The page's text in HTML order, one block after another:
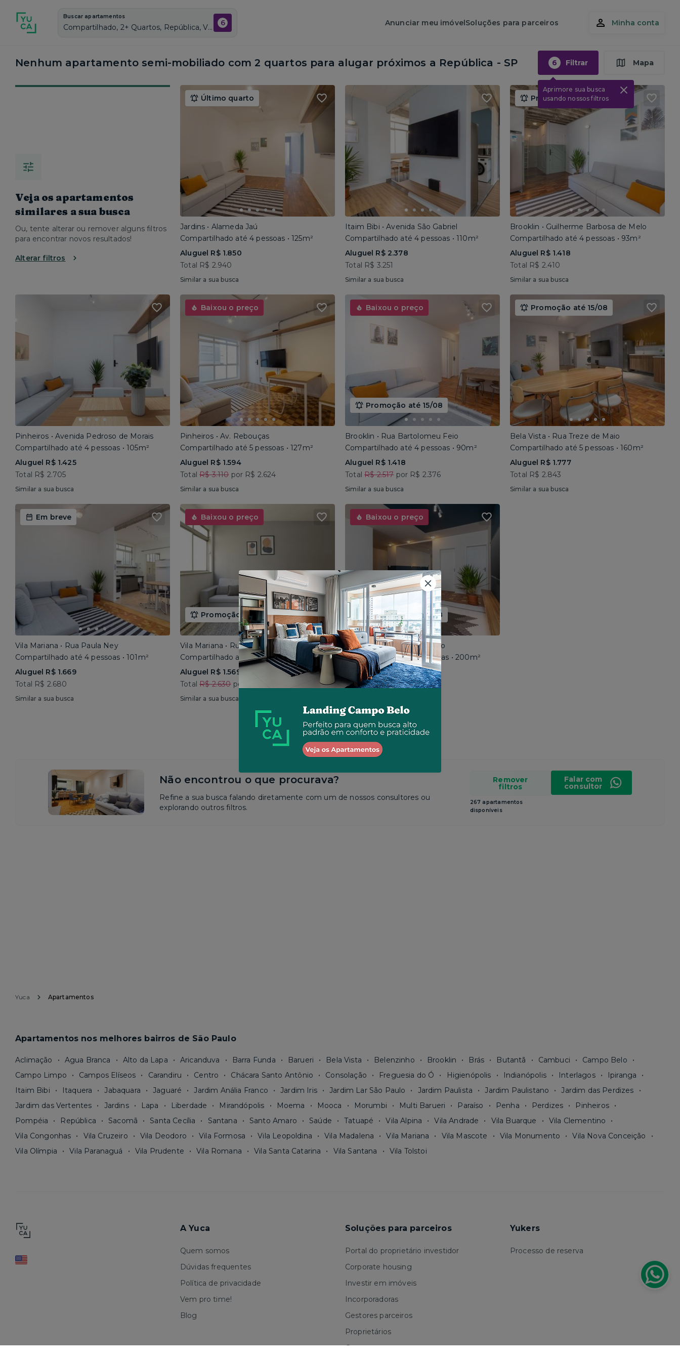
Buscar apartamentos
Compartilhado, 2+ Quartos, República, Vagas de garagem: Sim, Semi mobiliado, Piscina 6 Anunciar meu imóvelSoluções para parceiros Minha conta
Nenhum apartamento semi-mobiliado com 2 quartos para alugar próximos a República - SP 6 Filtrar
Aprimore sua busca
usando nossos filtros
Mapa
Veja os apartamentos
similares a sua busca
Ou, tente alterar ou remover alguns filtros
para encontrar novos resultados!
Alterar filtros
Último quarto
Jardins • Alameda Jaú
Compartilhado até 4 pessoas • 125m²
Aluguel R$ 1.850
Total R$ 2.940
Similar a sua busca
Itaim Bibi • Avenida São Gabriel
Compartilhado até 4 pessoas • 110m²
Aluguel R$ 2.378
Total R$ 3.251
Similar a sua busca
Promoção até 15/08
Brooklin • Guilherme Barbosa de Melo
Compartilhado até 4 pessoas • 93m²
Aluguel R$ 1.418
Total R$ 2.410
Similar a sua busca
Pinheiros • Avenida Pedroso de Morais
Compartilhado até 4 pessoas • 105m²
Aluguel R$ 1.425
Total R$ 2.705
Similar a sua busca
Baixou o preço
Pinheiros • Av. Rebouças
Compartilhado até 5 pessoas • 127m²
Aluguel R$ 1.594
TotalR$ 3.110por R$ 2.624
Similar a sua busca
Baixou o preço
Promoção até 15/08
Brooklin • Rua Bartolomeu Feio
Compartilhado até 4 pessoas • 90m²
Aluguel R$ 1.418
TotalR$ 2.517por R$ 2.376
Similar a sua busca
Promoção até 15/08
Bela Vista • Rua Treze de Maio
Compartilhado até 5 pessoas • 160m²
Aluguel R$ 1.777
Total R$ 2.843
Similar a sua busca
Em breve
Vila Mariana • Rua Paula Ney
Compartilhado até 4 pessoas • 101m²
Aluguel R$ 1.669
Total R$ 2.680
Similar a sua busca
Baixou o preço
Promoção até 15/08
Vila Mariana • Rua José do Patrocínio
Compartilhado até 4 pessoas • 110m²
Aluguel R$ 1.569
TotalR$ 2.630por R$ 2.625
Similar a sua busca
Baixou o preço
Promoção até 15/08
Consolação • Av Consolação
Compartilhado até 5 pessoas • 200m²
Aluguel R$ 1.562
TotalR$ 2.650por R$ 2.573
Não encontrou o que procurava?
Refine a sua busca falando diretamente com um de nossos consultores ou
explorando outros filtros.
Remover
filtros
267 apartamentos
disponíveis
Falar com
consultor
Yuca Apartamentos
Apartamentos nos melhores bairros de São Paulo
Aclimação Agua Branca Alto da Lapa Aricanduva Barra Funda Barueri Bela Vista Belenzinho Brooklin Brás Butantã Cambuci
Campo Belo
Campo Limpo
Campos Elíseos Carandiru Centro Chácara Santo Antônio Consolação Freguesia do Ó Higienópolis Indianópolis Interlagos
Ipiranga
Itaim Bibi
Itaquera Jabaquara Jaguaré Jardim Anália Franco Jardim Iris Jardim Lar São Paulo Jardim Paulista Jardim Paulistano
Jardim das Perdizes
Jardim das Vertentes
Jardins Lapa Liberdade Mirandópolis Moema Mooca Morumbi Multi Barueri Paraíso Penha Perdizes
Pinheiros
Pompéia
República Sacomã Santa Cecília Santana Santo Amaro Saúde Tatuapé Vila Alpina Vila Andrade Vila Buarque
Vila Clementino
Vila Congonhas
Vila Cruzeiro Vila Deodoro Vila Formosa Vila Leopoldina Vila Madalena Vila Mariana Vila Mascote Vila Monumento
Vila Nova Conceição
Vila Olímpia
Vila Paranaguá Vila Prudente Vila Romana Vila Santa Catarina Vila Santana Vila Tolstoi
A Yuca
Quem somos
Dúvidas frequentes
Política de privacidade
Vem pro time!
Blog
Soluções para parceiros
Portal do proprietário investidor
Corporate housing
Investir em imóveis
Incorporadoras
Gestores parceiros
Proprietários
Corretores
Yukers
Processo de reserva